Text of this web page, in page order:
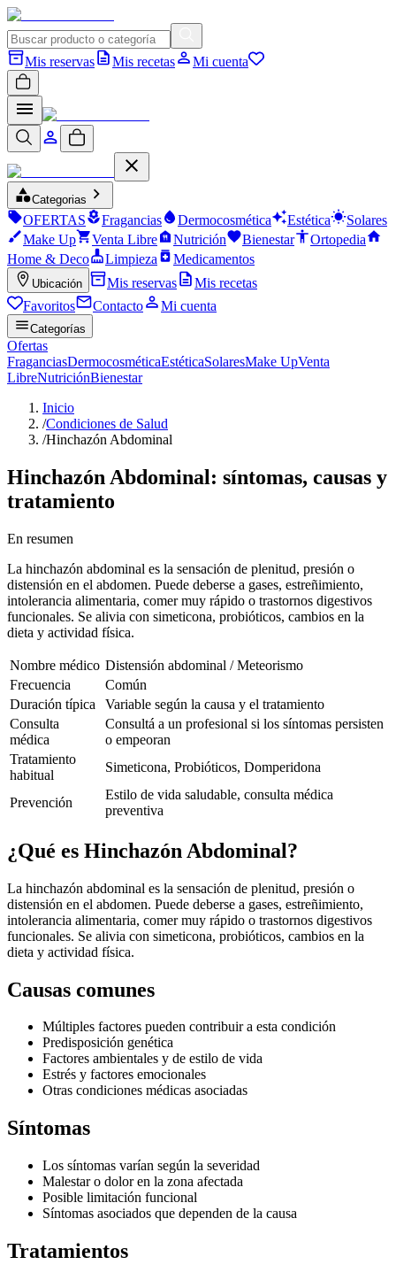
Mis reservas Mis recetas Mi cuenta
Categorias
OFERTAS Fragancias Dermocosmética Estética
Solares
Make Up
Venta Libre Nutrición Bienestar
Ortopedia
Home & Deco
Limpieza Medicamentos
Ubicación Mis reservas
Mis recetas
Favoritos
Contacto Mi cuenta
Categorías
Ofertas
FraganciasDermocosméticaEstéticaSolaresMake UpVenta
LibreNutriciónBienestar
Inicio
/Condiciones de Salud
/Hinchazón Abdominal
Hinchazón Abdominal: síntomas, causas y
tratamiento
En resumen
La hinchazón abdominal es la sensación de plenitud, presión o
distensión en el abdomen. Puede deberse a gases, estreñimiento,
intolerancia alimentaria, comer muy rápido o trastornos digestivos
funcionales. Se alivia con simeticona, probióticos, cambios en la
dieta y actividad física.
Nombre médico Distensión abdominal / Meteorismo
Frecuencia
Común
Duración típica
Variable según la causa y el tratamiento
Consulta
médica
Consultá a un profesional si los síntomas persisten
o empeoran
Tratamiento
habitual
Simeticona, Probióticos, Domperidona
Prevención
Estilo de vida saludable, consulta médica
preventiva
¿Qué es Hinchazón Abdominal?
La hinchazón abdominal es la sensación de plenitud, presión o
distensión en el abdomen. Puede deberse a gases, estreñimiento,
intolerancia alimentaria, comer muy rápido o trastornos digestivos
funcionales. Se alivia con simeticona, probióticos, cambios en la
dieta y actividad física.
Causas comunes
Múltiples factores pueden contribuir a esta condición
Predisposición genética
Factores ambientales y de estilo de vida
Estrés y factores emocionales
Otras condiciones médicas asociadas
Síntomas
Los síntomas varían según la severidad
Malestar o dolor en la zona afectada
Posible limitación funcional
Síntomas asociados que dependen de la causa
Tratamientos